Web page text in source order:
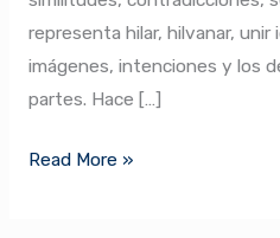
representa hilar, hilvanar,
imágenes, intenciones y los
partes. Hace […]
Read More »